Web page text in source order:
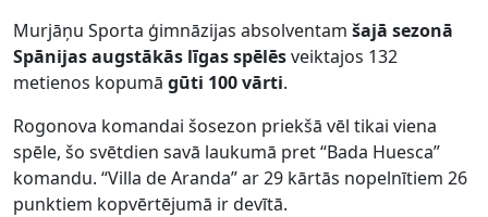
Murjāņu Sporta ģimnāzijas absolventam šajā sezonā
Spānijas augstākās līgas spēlēsveiktajos 132
metienos kopumā gūti 100 vārti.
Rogonova komandai šosezon priekšā vēl tikai viena
spēle, šo svētdien savā laukumā pret “Bada Huesca”
komandu. “Villa de Aranda” ar 29 kārtās nopelnītiem 26
punktiem kopvērtējumā ir devītā.